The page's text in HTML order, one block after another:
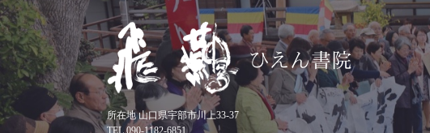
所在地 山口県宇部市川上33-37
TEL.090-1182-6851